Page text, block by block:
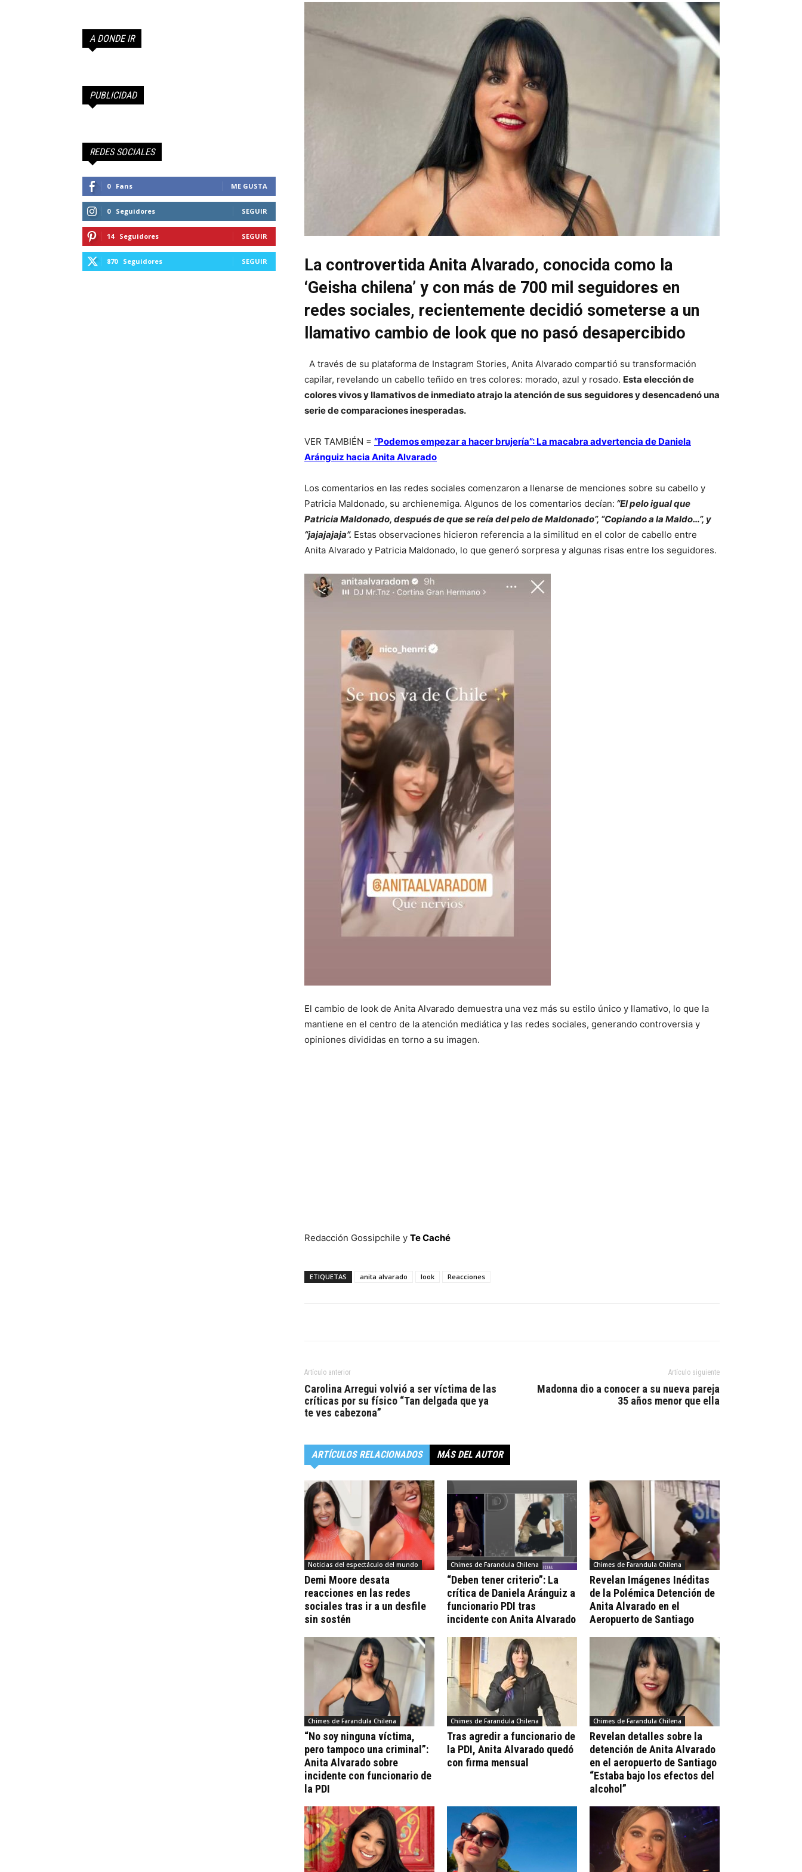
de
Chile
La controvertida Anita Alvarado, conocida como la
‘Geisha chilena’ y con más de 700 mil seguidores en
redes sociales, recientemente decidió someterse a un
llamativo cambio de look que no pasó desapercibido
A través de su plataforma de Instagram Stories, Anita Alvarado compartió su transformación
capilar, revelando un cabello teñido en tres colores: morado, azul y rosado. Esta elección de
colores vivos y llamativos de inmediato atrajo la atención de sus seguidores y desencadenó una
serie de comparaciones inesperadas.
VER TAMBIÉN = “Podemos empezar a hacer brujería”: La macabra advertencia de Daniela
Aránguiz hacia Anita Alvarado
Los comentarios en las redes sociales comenzaron a llenarse de menciones sobre su cabello y
Patricia Maldonado, su archienemiga. Algunos de los comentarios decían: “El pelo igual que
Patricia Maldonado, después de que se reía del pelo de Maldonado”, “Copiando a la Maldo…”, y
“jajajajaja”. Estas observaciones hicieron referencia a la similitud en el color de cabello entre
Anita Alvarado y Patricia Maldonado, lo que generó sorpresa y algunas risas entre los seguidores.
El cambio de look de Anita Alvarado demuestra una vez más su estilo único y llamativo, lo que la
mantiene en el centro de la atención mediática y las redes sociales, generando controversia y
opiniones divididas en torno a su imagen.
Redacción Gossipchile y Te Caché
ETIQUETAS anita alvarado look Reacciones
Artículo anterior
Carolina Arregui volvió a ser víctima de las
críticas por su físico “Tan delgada que ya
te ves cabezona”
Artículo siguiente
Madonna dio a conocer a su nueva pareja
35 años menor que ella
ARTÍCULOS RELACIONADOS MÁS DEL AUTOR
Noticias del espectáculo del mundo
Demi Moore desata
reacciones en las redes
sociales tras ir a un desfile
sin sostén
Chimes de Farandula Chilena
“Deben tener criterio”: La
crítica de Daniela Aránguiz a
funcionario PDI tras
incidente con Anita Alvarado
Chimes de Farandula Chilena
Revelan Imágenes Inéditas
de la Polémica Detención de
Anita Alvarado en el
Aeropuerto de Santiago
Chimes de Farandula Chilena
“No soy ninguna víctima,
pero tampoco una criminal”:
Anita Alvarado sobre
incidente con funcionario de
la PDI
Chimes de Farandula Chilena
Tras agredir a funcionario de
la PDI, Anita Alvarado quedó
con firma mensual
Chimes de Farandula Chilena
Revelan detalles sobre la
detención de Anita Alvarado
en el aeropuerto de Santiago
“Estaba bajo los efectos del
alcohol”
A DONDE IR
PUBLICIDAD
REDES SOCIALES
0 Fans ME GUSTA
0 Seguidores SEGUIR
14 Seguidores SEGUIR
870 Seguidores SEGUIR